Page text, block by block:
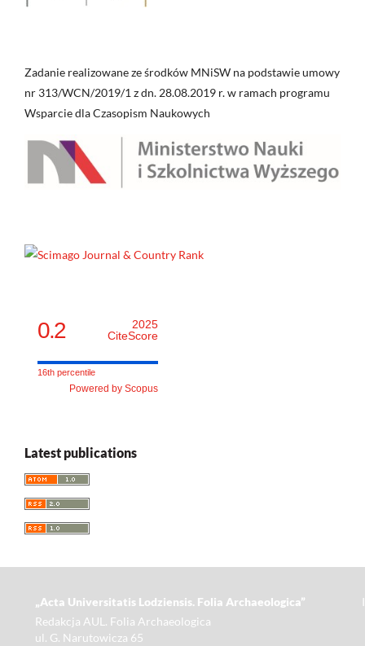
Zadanie realizowane ze środków MNiSW na podstawie umowy
nr 313/WCN/2019/1 z dn. 28.08.2019 r. w ramach programu
Wsparcie dla Czasopism Naukowych
0.2
2025
CiteScore
16th percentile
Powered by Scopus
Latest publications
„Acta Universitatis Lodziensis. Folia Archaeologica”
Redakcja AUL. Folia Archaeologica
ul. G. Narutowicza 65